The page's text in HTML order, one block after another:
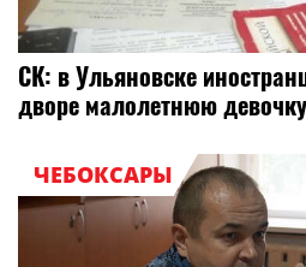
СК: в Ульяновске
дворе малолетнюю девочку
ЧЕБОКСАРЫ